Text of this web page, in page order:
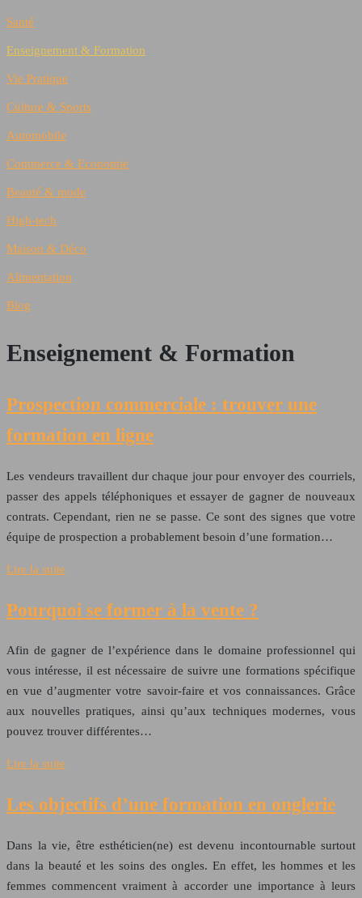
Santé
Enseignement & Formation
Vie Pratique
Culture & Sports
Automobile
Commerce & Economie
Beauté & mode
High-tech
Maison & Déco
Alimentation
Blog
Enseignement & Formation
Prospection commerciale : trouver une
formation en ligne
Les vendeurs travaillent dur chaque jour pour envoyer des courriels,
passer des appels téléphoniques et essayer de gagner de nouveaux
contrats. Cependant, rien ne se passe. Ce sont des signes que votre
équipe de prospection a probablement besoin d’une formation…
Lire la suite
Pourquoi se former à la vente ?
Afin de gagner de l’expérience dans le domaine professionnel qui
vous intéresse, il est nécessaire de suivre une formations spécifique
en vue d’augmenter votre savoir-faire et vos connaissances. Grâce
aux nouvelles pratiques, ainsi qu’aux techniques modernes, vous
pouvez trouver différentes…
Lire la suite
Les objectifs d’une formation en onglerie
Dans la vie, être esthéticien(ne) est devenu incontournable surtout
dans la beauté et les soins des ongles. En effet, les hommes et les
femmes commencent vraiment à accorder une importance à leurs